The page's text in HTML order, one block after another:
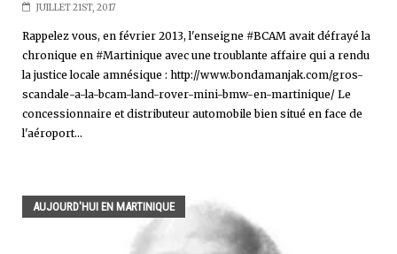
JUILLET 21ST, 2017
Rappelez vous, en février 2013, l'enseigne #BCAM avait défrayé la
chronique en #Martinique avec une troublante affaire qui a rendu
la justice locale amnésique : http://www.bondamanjak.com/gros-
scandale-a-la-bcam-land-rover-mini-bmw-en-martinique/ Le
concessionnaire et distributeur automobile bien situé en face de
l'aéroport...
AUJOURD'HUI EN MARTINIQUE